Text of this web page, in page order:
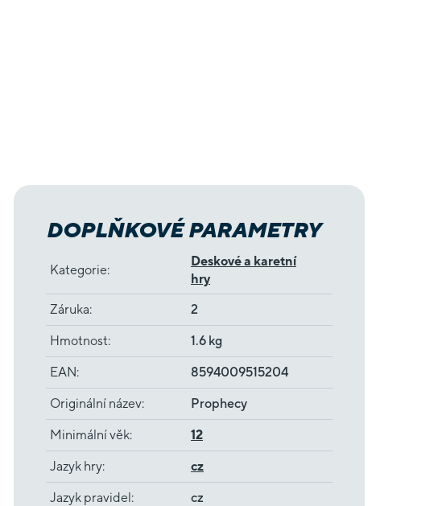
DOPLŇKOVÉ PARAMETRY
Kategorie:
Deskové a karetní
hry
Záruka: 2
Hmotnost: 1.6 kg
EAN: 8594009515204
Originální název: Prophecy
Minimální věk: 12
Jazyk hry: cz
Jazyk pravidel: cz